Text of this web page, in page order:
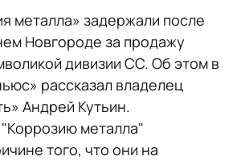
металла» задержали после
Новгороде за продажу
дивизии СС. Об этом в
рассказал владелец
Андрей Кутьин.
металла"
того, что они на